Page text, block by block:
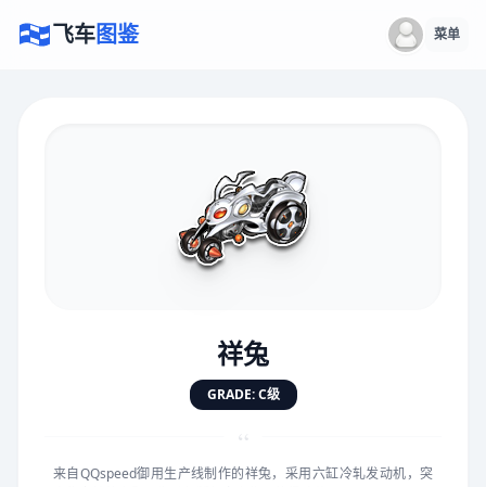
飞车图鉴 菜单
祥兔
GRADE: C级
“
来自QQspeed御用生产线制作的祥兔，采用六缸冷轧发动机，突
★★★★★★
手感 5.0分